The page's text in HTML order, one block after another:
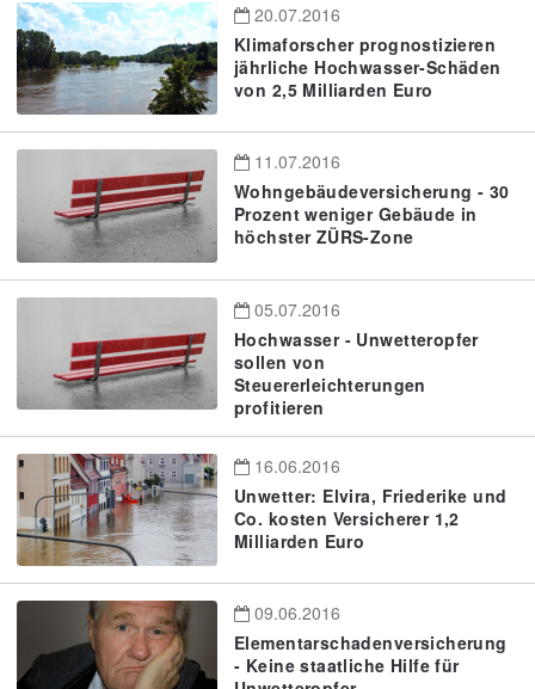
20.07.2016
Klimaforscher prognostizieren
jährliche Hochwasser-Schäden
von 2,5 Milliarden Euro
11.07.2016
Wohngebäudeversicherung - 30
Prozent weniger Gebäude in
höchster ZÜRS-Zone
05.07.2016
Hochwasser - Unwetteropfer
sollen von
Steuererleichterungen
profitieren
16.06.2016
Unwetter: Elvira, Friederike und
Co. kosten Versicherer 1,2
Milliarden Euro
09.06.2016
Elementarschadenversicherung
- Keine staatliche Hilfe für